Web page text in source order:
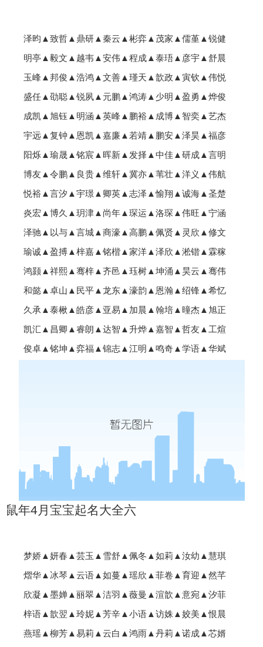
泽昀▲致哲▲鼎研▲秦云▲彬弈▲茂家▲儒堇▲锐健
明亭▲毅文▲越韦▲安伟▲程成▲泰珸▲彦宇▲舒晨
玉峰▲邦俊▲浩鸿▲文善▲瑾天▲歆政▲寅钦▲伟悦
盛任▲劭聪▲锐夙▲元鹏▲鸿涛▲少明▲盈勇▲烨俊
成凯▲旭钰▲明涵▲英峰▲鹏裕▲成博▲智奕▲艺杰
宇远▲复钟▲恩凯▲嘉廉▲若靖▲鹏安▲泽昊▲福彦
阳烁▲瑜晟▲铭宸▲晖新▲发择▲中佳▲研成▲言明
博友▲令鹏▲良贵▲维轩▲冀亦▲苇壮▲洋义▲伟航
悦裕▲言汐▲宇璟▲卿英▲志泽▲愉翔▲诚海▲圣楚
炎宏▲博久▲玥津▲尚年▲琛运▲洛琛▲伟旺▲宁涵
泽驰▲以与▲言城▲商濠▲高鹏▲佩贤▲灵欣▲修文
瑜诚▲盈搏▲梓嘉▲铭楷▲家洋▲泽欣▲淞锴▲霖稼
鸿颢▲祥熙▲骞梓▲齐邑▲珏树▲坤涌▲昊云▲骞伟
和懿▲卓山▲民平▲龙东▲濠韵▲恩瀚▲绍锋▲希忆
久承▲泰楸▲皓彦▲亚易▲加晨▲翰培▲曈杰▲旭正
凯汇▲昌卿▲睿朗▲达智▲升烨▲嘉智▲哲友▲工煊
俊卓▲铭坤▲弈福▲锦志▲江明▲鸣奇▲学语▲华斌
鼠年4月宝宝起名大全六
梦娇▲妍春▲芸玉▲雪舒▲佩冬▲如莉▲汝幼▲慧琪
熠华▲冰琴▲云语▲如蔓▲瑶欣▲菲卷▲育迎▲然芊
欣凝▲墨婵▲丽翠▲洁羽▲薇曼▲渲歆▲意宛▲汐菲
梓语▲歆翌▲玲妮▲芳辛▲小语▲访姝▲姣美▲恨晨
燕瑶▲柳芳▲易莉▲云白▲鸿雨▲丹莉▲诺成▲芯婿